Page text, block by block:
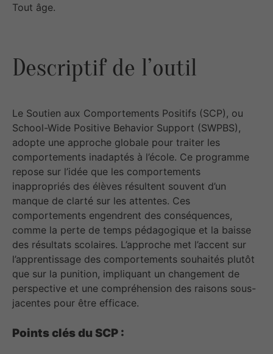
Tout âge.
Descriptif de l’outil
Le Soutien aux Comportements Positifs (SCP), ou
School-Wide Positive Behavior Support (SWPBS),
adopte une approche globale pour traiter les
comportements inadaptés à l’école. Ce programme
repose sur l’idée que les comportements
inappropriés des élèves résultent souvent d’un
manque de clarté sur les attentes. Ces
comportements engendrent des conséquences,
comme la perte de temps pédagogique et la baisse
des résultats scolaires. L’approche met l’accent sur
l’apprentissage des comportements souhaités plutôt
que sur la punition, impliquant un changement de
perspective et une compréhension des raisons sous-
jacentes pour être efficace.
Points clés du SCP :